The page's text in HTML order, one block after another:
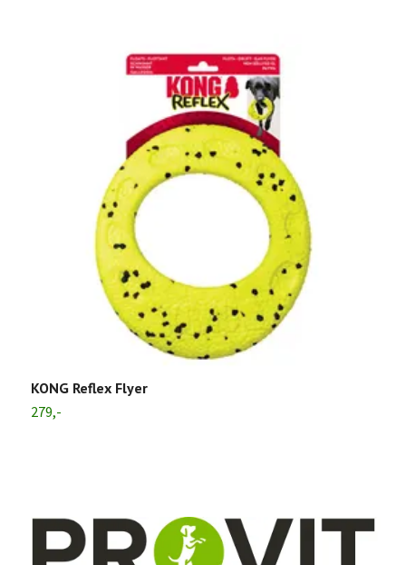
KONG Reflex Flyer
279,-